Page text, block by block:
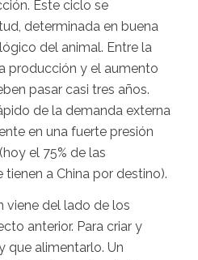
Este ciclo se
determinada en buena
del animal. Entre la
producción y el aumento
pasar casi tres años.
de la demanda externa
en una fuerte presión
el 75% de las
a China por destino).
viene del lado de los
anterior. Para criar y
que alimentarlo. Un